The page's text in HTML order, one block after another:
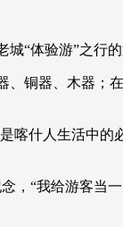
才艺 网展
“体验游”之行的
铜器、木器；
什人生活中的
“我给游客当一